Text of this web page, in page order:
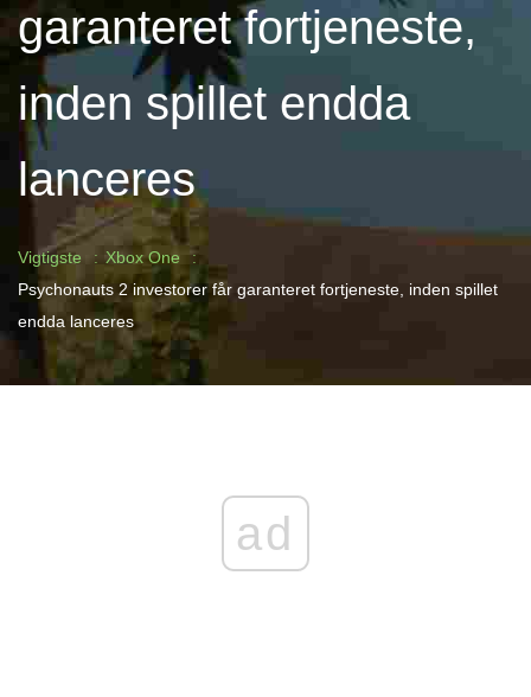
garanteret fortjeneste,
inden spillet endda
lanceres
Vigtigste
Xbox One
Psychonauts 2 investorer får garanteret fortjeneste, inden spillet
endda lanceres
ad